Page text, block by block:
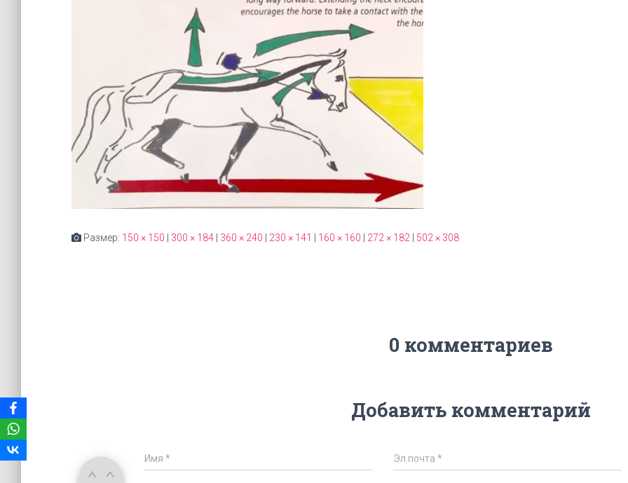
Размер: 150 × 150 300 × 184 360 × 240 230 × 141 160 × 160 272 × 182 502 × 308
0 комментариев
Добавить комментарий
Имя * Эл.почта*